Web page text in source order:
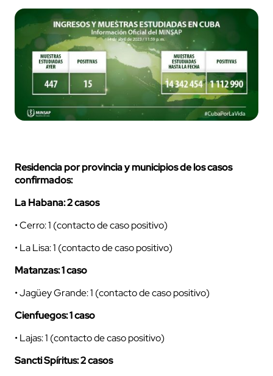
Residencia por provincia y municipios de los casos
confirmados:
La Habana: 2 casos
• Cerro: 1 (contacto de caso positivo)
• La Lisa: 1 (contacto de caso positivo)
Matanzas: 1 caso
• Jagüey Grande: 1 (contacto de caso positivo)
Cienfuegos: 1 caso
• Lajas: 1 (contacto de caso positivo)
Sancti Spíritus: 2 casos